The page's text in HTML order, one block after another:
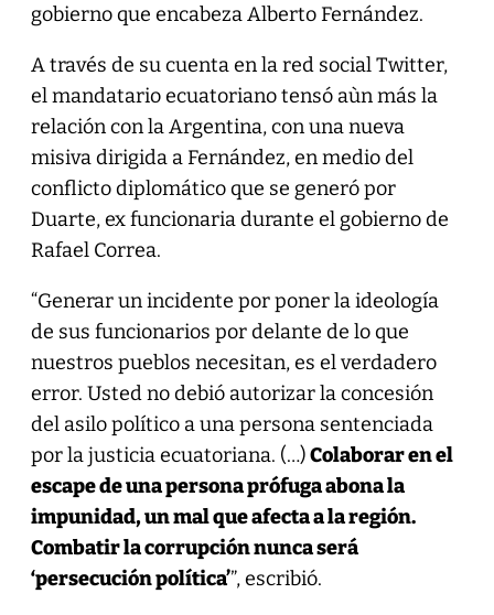
gobierno que encabeza Alberto Fernández.
A través de su cuenta en la red social Twitter,
el mandatario ecuatoriano tensó aùn más la
relación con la Argentina, con una nueva
misiva dirigida a Fernández, en medio del
conflicto diplomático que se generó por
Duarte, ex funcionaria durante el gobierno de
Rafael Correa.
“Generar un incidente por poner la ideología
de sus funcionarios por delante de lo que
nuestros pueblos necesitan, es el verdadero
error. Usted no debió autorizar la concesión
del asilo político a una persona sentenciada
por la justicia ecuatoriana. (…)Colaborar en el
escape de una persona prófuga abona la
impunidad, un mal que afecta a la región.
Combatir la corrupción nunca será
‘persecución política’”, escribió.